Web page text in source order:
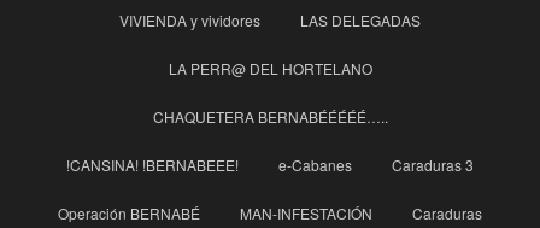
VIVIENDA y vividores LAS DELEGADAS
LA PERR@ DEL HORTELANO
CHAQUETERA BERNABÉÉÉÉÉ…..
!CANSINA! !BERNABEEE! e-Cabanes Caraduras 3
Operación BERNABÉ MAN-INFESTACIÓN Caraduras